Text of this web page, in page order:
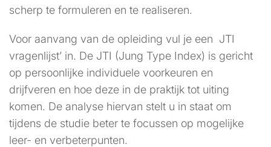
scherp te formuleren en te realiseren.
Voor aanvang van de opleiding vul je een JTI
vragenlijst’ in. De JTI (Jung Type Index) is gericht
op persoonlijke individuele voorkeuren en
drijfveren en hoe deze in de praktijk tot uiting
komen. De analyse hiervan stelt u in staat om
tijdens de studie beter te focussen op mogelijke
leer- en verbeterpunten.